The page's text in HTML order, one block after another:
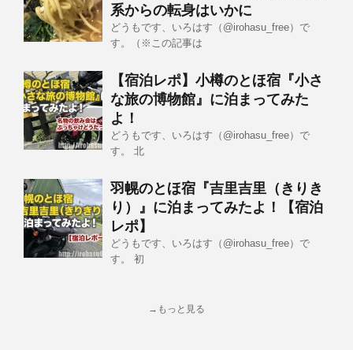
系からの転身はいかに
どうもです、いろはす（@irohasu_free）で
す。（※この記事は
【宿泊レポ】小樽のとほ宿『小さ
な旅の博物館』に泊まってみた
よ！
どうもです、いろはす（@irohasu_free）で
す。 北
羽幌のとほ宿『吉里吉里（きりき
り）』に泊まってみたよ！【宿泊
レポ】
どうもです、いろはす（@irohasu_free）で
す。 初
→もっと見る